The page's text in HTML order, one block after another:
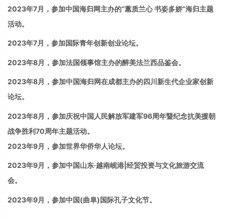
2023年7月， 参加中国海归网主办的“蕙质兰心 书姿多娇”海归主题
活动。
2023年7月，参加国际青年创新创业论坛。
2023年8月， 参加法国领事馆主办的醉美法兰西品鉴会。
2023年8月， 参加中国海归网在成都主办的四川新生代企业家创新
论坛。
2023年8月， 参加庆祝中国人民解放军建军96周年暨纪念抗美援朝
战争胜利70周年主题活动。
2023年9月， 参加世界华侨华人论坛。
2023年9月， 参加中国山东·越南岘港 经贸投资与文化旅游交流
会。
2023年9月，参加中国(曲阜)国际孔子文化节。